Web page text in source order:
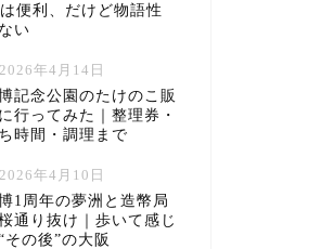
便利、だけど物語性
い
2026年4月14日
記念公園のたけのこ販
行ってみた｜整理券・
時間・調理まで
2026年4月10日
1周年の夢洲と造幣局
通り抜け｜歩いて感じ
その後”の大阪